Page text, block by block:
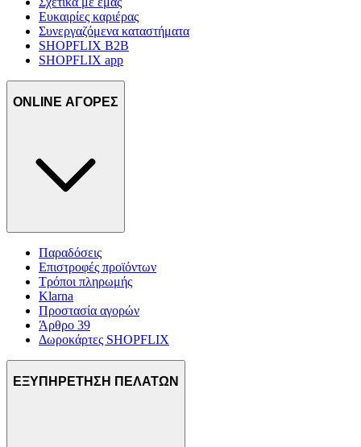
Ευκαιρίες καριέρας
Συνεργαζόμενα καταστήματα
SHOPFLIX B2B
SHOPFLIX app
ONLINE ΑΓΟΡΕΣ
Παραδόσεις
Επιστροφές προϊόντων
Τρόποι πληρωμής
Klarna
Προστασία αγορών
Άρθρο 39
Δωροκάρτες SHOPFLIX
ΕΞΥΠΗΡΕΤΗΣΗ ΠΕΛΑΤΩΝ